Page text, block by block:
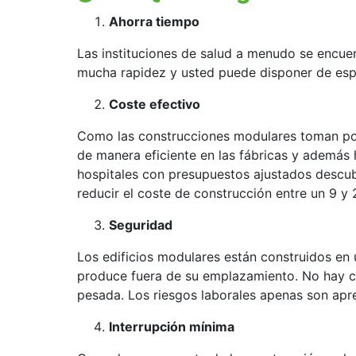
Ahorra tiempo
Las instituciones de salud a menudo se
mucha rapidez y usted puede disponer de
Coste efectivo
Como las construcciones modulares toman
de manera eficiente en las fábricas y
hospitales con presupuestos ajustados
reducir el coste de construcción entre un 9 y
Seguridad
Los edificios modulares están construidos
produce fuera de su emplazamiento. No hay
pesada. Los riesgos laborales apenas son
Interrupción mínima